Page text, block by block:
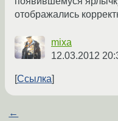
отображались
mixa
12.03.2012
Ссылка
←